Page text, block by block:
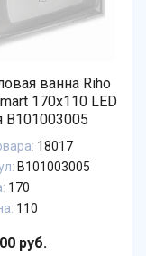
ванна Riho
170х110 LED
B101003005
18017
B101003005
170
110
руб.